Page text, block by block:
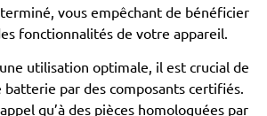
vous empêchant de bénéficier
fonctionnalités de votre appareil.
utilisation optimale, il est crucial de
par des composants certifiés.
qu’à des pièces homologuées par